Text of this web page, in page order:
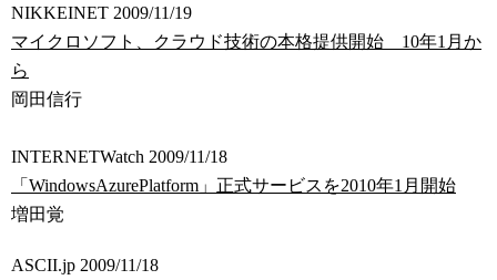
NIKKEINET 2009/11/19
マイクロソフト、クラウド技術の本格提供開始 10年1月か
ら
岡田信行
INTERNETWatch 2009/11/18
「WindowsAzurePlatform」正式サービスを2010年1月開始
増田覚
ASCII.jp 2009/11/18